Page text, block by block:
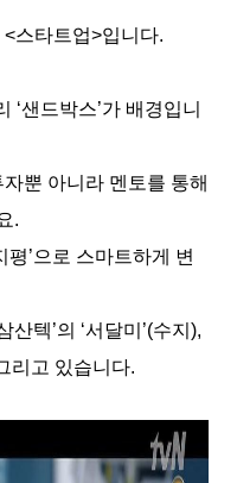
<스타트업>입니다.
‘샌드박스’가 배경입니
뿐 아니라 멘토를 통해
.
평’으로 스마트하게 변
산텍’의 ‘서달미 ’(수지 ),
리고 있습니다.